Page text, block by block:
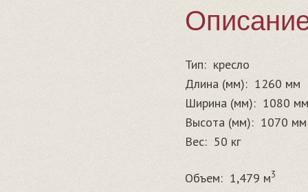
Тип: кресло
Длина (мм): 1260 мм
Ширина (мм): 1080 мм
Высота (мм): 1070 мм
Вес: 50 кг
Объем: 1,479 м3